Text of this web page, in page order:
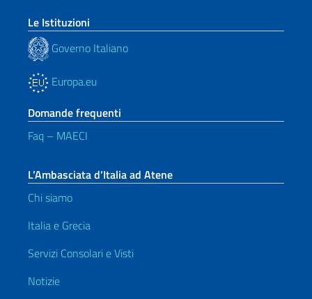
Le Istituzioni
Governo Italiano
Europa.eu
Domande frequenti
Faq – MAECI
L’Ambasciata d’Italia ad Atene
Chi siamo
Italia e Grecia
Servizi Consolari e Visti
Notizie